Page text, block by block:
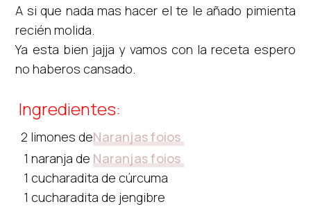
A si que nada mas hacer el te le añado pimienta
recién molida.
Ya esta bien jajja y vamos con la receta espero
no haberos cansado.
Ingredientes:
2 limones deNaranjas foios
1 naranja de Naranjas foios
1 cucharadita de cúrcuma
1 cucharadita de jengibre